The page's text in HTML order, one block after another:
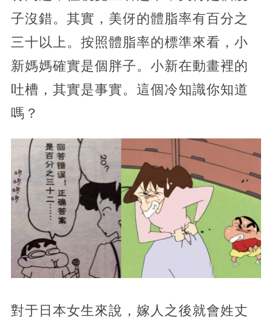
子沒錯。其實，美伢的體脂率有百分之
三十以上。按照體脂率的標準來看，小
新媽媽確實是個胖子。小新在動畫裡的
吐槽，其實是事實。這個冷知識你知道
嗎？
對于日本女生來說，嫁人之後就會姓丈